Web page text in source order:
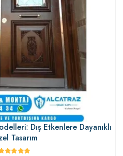
Dış Etkenlere Dayanıklı
Tasarım